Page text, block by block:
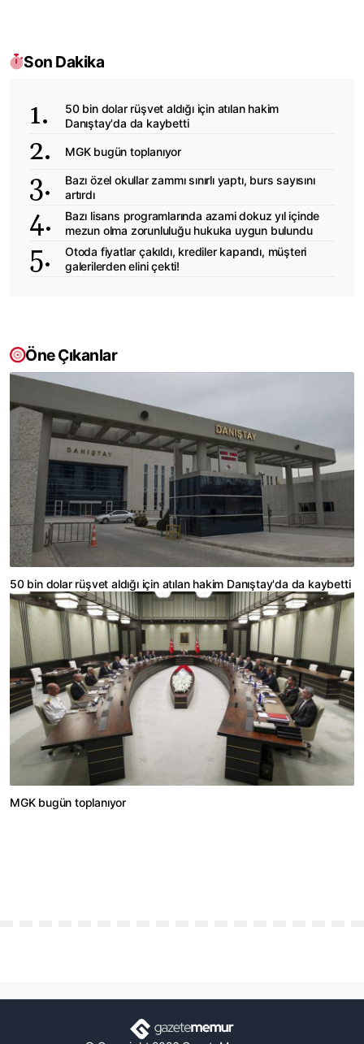
Son Dakika
50 bin dolar rüşvet aldığı için atılan hakim
Danıştay'da da kaybetti
MGK bugün toplanıyor
Bazı özel okullar zammı sınırlı yaptı, burs sayısını
artırdı
Bazı lisans programlarında azami dokuz yıl içinde
mezun olma zorunluluğu hukuka uygun bulundu
Otoda fiyatlar çakıldı, krediler kapandı, müşteri
galerilerden elini çekti!
Öne Çıkanlar
50 bin dolar rüşvet aldığı için atılan hakim Danıştay'da da kaybetti
MGK bugün toplanıyor